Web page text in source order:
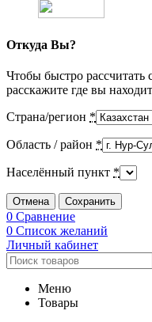
Откуда Вы?
Чтобы быстро рассчитать
расскажите где вы
Страна/регион *
Область / район *
Населённый пункт *
Отмена Сохранить
0 Сравнение
0 Список желаний
Личный кабинет
Меню
Товары